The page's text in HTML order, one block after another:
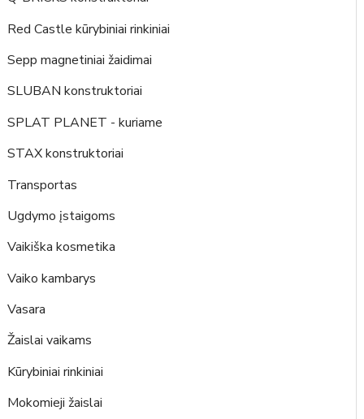
Red Castle kūrybiniai rinkiniai
Sepp magnetiniai žaidimai
SLUBAN konstruktoriai
SPLAT PLANET - kuriame
STAX konstruktoriai
Transportas
Ugdymo įstaigoms
Vaikiška kosmetika
Vaiko kambarys
Vasara
Žaislai vaikams
Kūrybiniai rinkiniai
Mokomieji žaislai